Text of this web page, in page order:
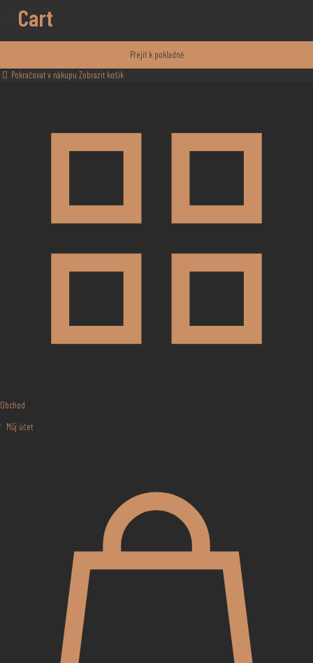
Cart
Přejít k pokladně
Pokračovat v nákupu Zobrazit košík
Obchod
Můj účet